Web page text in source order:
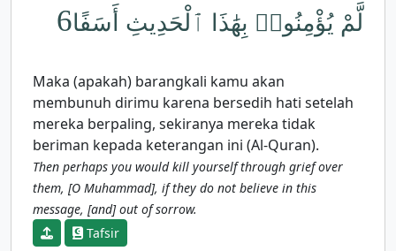
لَّمْ يُؤْمِنُوا۟ بِهَٰذَا ٱلْحَدِيثِ أَسَفًا6
Maka (apakah) barangkali kamu akan
membunuh dirimu karena bersedih hati setelah
mereka berpaling, sekiranya mereka tidak
beriman kepada keterangan ini (Al-Quran).
Then perhaps you would kill yourself through grief over
them, [O Muhammad], if they do not believe in this
message, [and] out of sorrow.
Tafsir